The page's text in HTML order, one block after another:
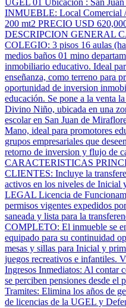
UGEL 01 Ubicacion : San
INMUEBLE: Local Comercial
200 mt2 PRECIO USD
DESCRIPCION GENERAL
COLEGIO: 3 pisos 16 aulas
medios baños 01 mino
inmobiliario educativo. Ideal
enseñanza, como terreno para
oportunidad de inversion
educación. Se pone a la venta
Divino Niño, ubicada en una
escolar en San Juan de
Mano, ideal para promotores
grupos empresariales que
retorno de inversion y flujo de
CARACTERISTICAS
CLIENTES: Incluye la
activos en los niveles de
LEGAL Licencia de
permisos vigentes expedidos
saneada y lista para la
COMPLETO: El inmueble se
equipado para su continuidad
mesas y sillas para Inicial y
juegos recreativos e
Ingresos Inmediatos: Al contar
se perciben pensiones desde
Tramites: Elimina los años de
de licencias de la UGEL y